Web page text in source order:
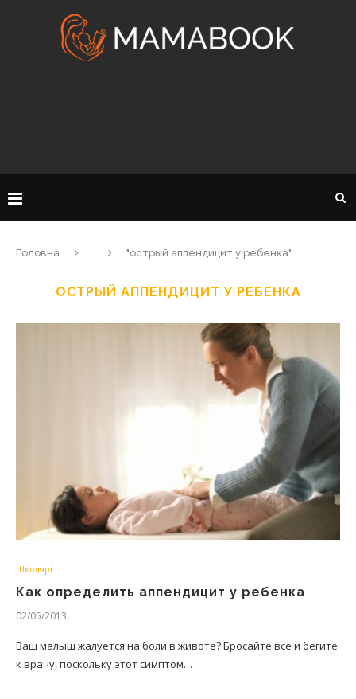
Головна "острый аппендицит у ребенка"
ОСТРЫЙ АППЕНДИЦИТ У РЕБЕНКА
Школярі
Как определить аппендицит у ребенка
02/05/2013
Ваш малыш жалуется на боли в животе? Бросайте все и бегите
к врачу, поскольку этот симптом…